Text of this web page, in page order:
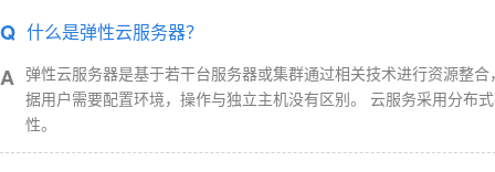
Q 什么是弹性云服务器？
A 弹性云服务器是基于若干台服务器或集群通过相关技术进行资源整
据用户需要配置环境，操作与独立主机没有区别。 云服务采用分布
性。